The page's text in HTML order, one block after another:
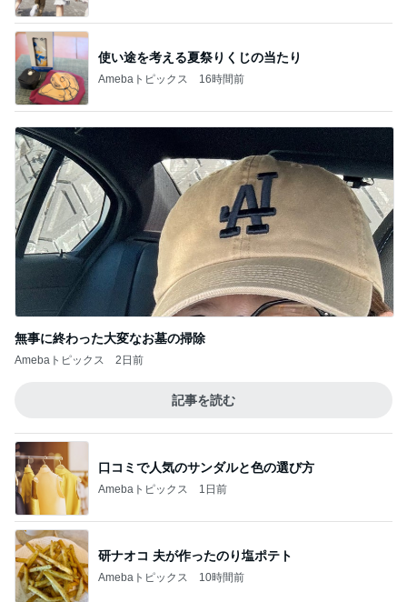
使い途を考える夏祭りくじの当たり
Amebaトピックス 16時間前
無事に終わった大変なお墓の掃除
Amebaトピックス 2日前
記事を読む
口コミで人気のサンダルと色の選び方
Amebaトピックス 1日前
研ナオコ 夫が作ったのり塩ポテト
Amebaトピックス 10時間前